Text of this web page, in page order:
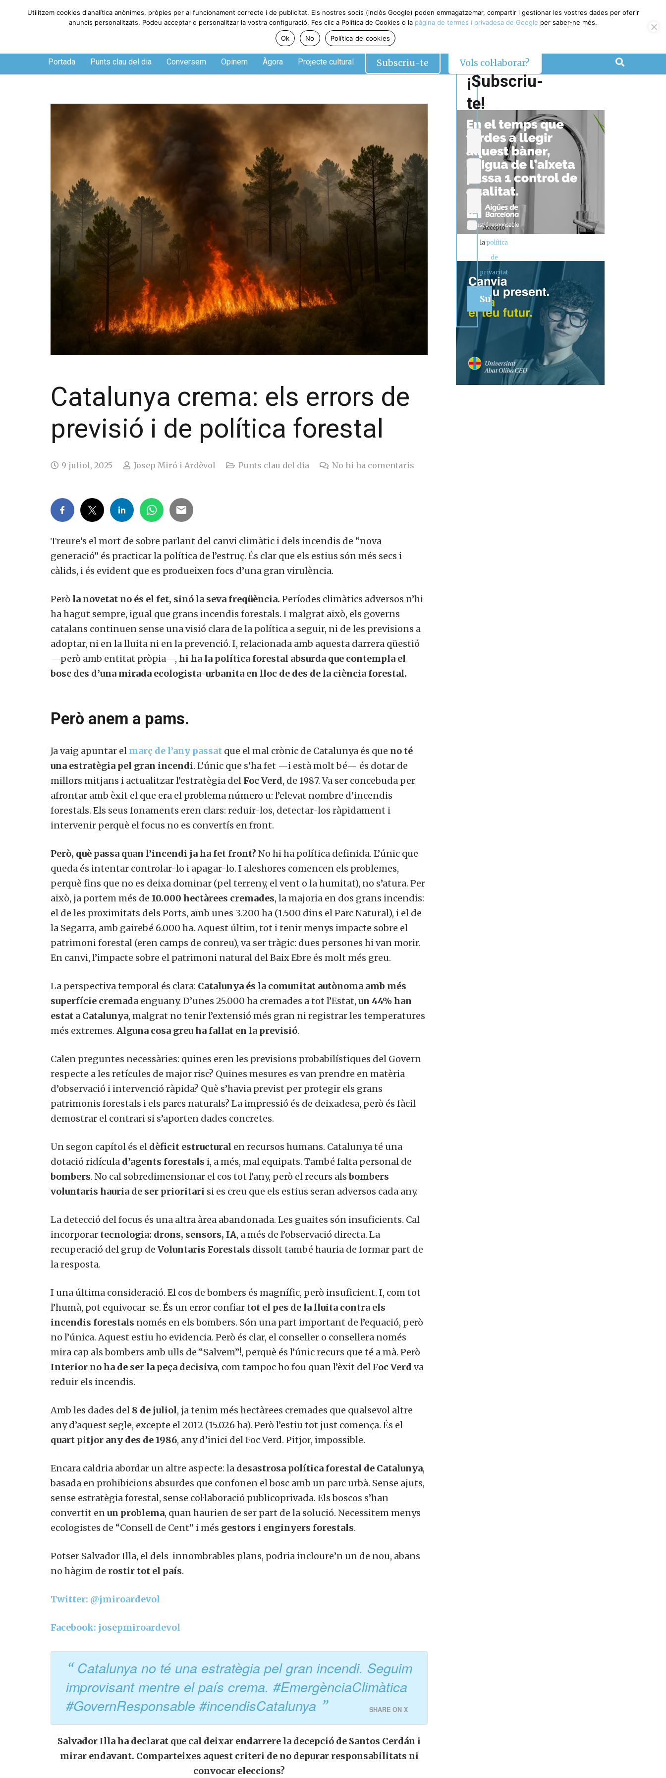
Divendres, 7 de agosto de 2026
Portada Punts clau del dia Conversem Opinem Àgora Projecte cultural Subscriu-te Vols col·laborar?
Catalunya crema: els errors de
previsió i de política forestal
9 juliol, 2025 Josep Miró i Ardèvol Punts clau del dia No hi ha comentaris
Treure’s el mort de sobre parlant del canvi climàtic i dels incendis de “nova
generació” és practicar la política de l’estruç. És clar que els estius són més secs i
càlids, i és evident que es produeixen focs d’una gran virulència.
Però la novetat no és el fet, sinó la seva freqüència. Períodes climàtics adversos n’hi
ha hagut sempre, igual que grans incendis forestals. I malgrat això, els governs
catalans continuen sense una visió clara de la política a seguir, ni de les previsions a
adoptar, ni en la lluita ni en la prevenció. I, relacionada amb aquesta darrera qüestió
—però amb entitat pròpia—, hi ha la política forestal absurda que contempla el
bosc des d’una mirada ecologista-urbanita en lloc de des de la ciència forestal.
Però anem a pams.
Ja vaig apuntar el març de l’any passat que el mal crònic de Catalunya és que no té
una estratègia pel gran incendi. L’únic que s’ha fet —i està molt bé— és dotar de
millors mitjans i actualitzar l’estratègia del Foc Verd, de 1987. Va ser concebuda per
afrontar amb èxit el que era el problema número u: l’elevat nombre d’incendis
forestals. Els seus fonaments eren clars: reduir-los, detectar-los ràpidament i
intervenir perquè el focus no es convertís en front.
Però, què passa quan l’incendi ja ha fet front? No hi ha política definida. L’únic que
queda és intentar controlar-lo i apagar-lo. I aleshores comencen els problemes,
perquè fins que no es deixa dominar (pel terreny, el vent o la humitat), no s’atura. Per
això, ja portem més de 10.000 hectàrees cremades, la majoria en dos grans incendis:
el de les proximitats dels Ports, amb unes 3.200 ha (1.500 dins el Parc Natural), i el de
la Segarra, amb gairebé 6.000 ha. Aquest últim, tot i tenir menys impacte sobre el
patrimoni forestal (eren camps de conreu), va ser tràgic: dues persones hi van morir.
En canvi, l’impacte sobre el patrimoni natural del Baix Ebre és molt més greu.
La perspectiva temporal és clara: Catalunya és la comunitat autònoma amb més
superfície cremada enguany. D’unes 25.000 ha cremades a tot l’Estat, un 44% han
estat a Catalunya, malgrat no tenir l’extensió més gran ni registrar les temperatures
més extremes. Alguna cosa greu ha fallat en la previsió.
Calen preguntes necessàries: quines eren les previsions probabilístiques del Govern
respecte a les retícules de major risc? Quines mesures es van prendre en matèria
d’observació i intervenció ràpida? Què s’havia previst per protegir els grans
patrimonis forestals i els parcs naturals? La impressió és de deixadesa, però és fàcil
demostrar el contrari si s’aporten dades concretes.
Un segon capítol és el dèficit estructural en recursos humans. Catalunya té una
dotació ridícula d’agents forestals i, a més, mal equipats. També falta personal de
bombers. No cal sobredimensionar el cos tot l’any, però el recurs alsbombers
voluntaris hauria de ser prioritari si es creu que els estius seran adversos cada any.
La detecció del focus és una altra àrea abandonada. Les guaites són insuficients. Cal
incorporar tecnologia: drons, sensors, IA, a més de l’observació directa. La
recuperació del grup de Voluntaris Forestals dissolt també hauria de formar part de
la resposta.
I una última consideració. El cos de bombers és magnífic, però insuficient. I, com tot
l’humà, pot equivocar-se. És un error confiar tot el pes de la lluita contra els
incendis forestals només en els bombers. Són una part important de l’equació, però
no l’única. Aquest estiu ho evidencia. Però és clar, el conseller o consellera només
mira cap als bombers amb ulls de “Salvem”!, perquè és l’únic recurs que té a mà. Però
Interior no ha de ser la peça decisiva, com tampoc ho fou quan l’èxit del Foc Verd va
reduir els incendis.
Amb les dades del 8 de juliol, ja tenim més hectàrees cremades que qualsevol altre
any d’aquest segle, excepte el 2012 (15.026 ha). Però l’estiu tot just comença. És el
quart pitjor any des de 1986, any d’inici del Foc Verd. Pitjor, impossible.
Encara caldria abordar un altre aspecte: la desastrosa política forestal de Catalunya,
basada en prohibicions absurdes que confonen el bosc amb un parc urbà. Sense ajuts,
sense estratègia forestal, sense col·laboració publicoprivada. Els boscos s’han
convertit enun problema, quan haurien de ser part de la solució. Necessitem menys
ecologistes de “Consell de Cent” i més gestors i enginyers forestals.
Potser Salvador Illa, el dels innombrables plans, podria incloure’n un de nou, abans
no hàgim de rostir tot el país.
Twitter: @jmiroardevol
Facebook: josepmiroardevol
Catalunya no té una estratègia pel gran incendi. Seguim
improvisant mentre el país crema. #EmergènciaClimàtica
#GovernResponsable #incendisCatalunya
SHARE ON X
Salvador Illa ha declarat que cal deixar endarrere la decepció de Santos Cerdán i
mirar endavant. Comparteixes aquest criteri de no depurar responsabilitats ni
convocar eleccions?
¡Subscriu-
te!
Accepto
lapolítica
de
privacitat
Utilitzem cookies d'analítica anònimes, pròpies per al funcionament correcte i de publicitat. Els nostres socis (inclòs Google) poden emmagatzemar, compartir i gestionar les vostres dades per oferir
anuncis personalitzats. Podeu acceptar o personalitzar la vostra configuració. Fes clic a Política de Cookies o la pàgina de termes i privadesa de Google per saber-ne més.
Ok
No Política de cookies